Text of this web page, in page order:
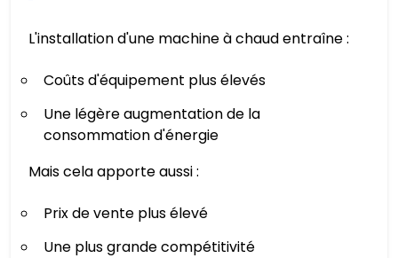
L'installation d'une machine à chaud entraîne :
Coûts d'équipement plus élevés
Une légère augmentation de la
consommation d'énergie
Mais cela apporte aussi :
Prix de vente plus élevé
Une plus grande compétitivité